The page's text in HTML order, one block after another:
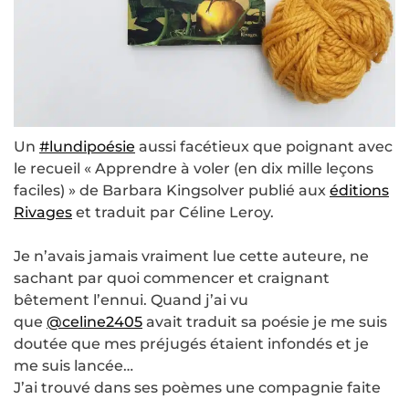
Un #lundipoésie aussi facétieux que poignant avec
le recueil « Apprendre à voler (en dix mille leçons
faciles) » de Barbara Kingsolver publié aux éditions
Rivages et traduit par Céline Leroy.
Je n’avais jamais vraiment lue cette auteure, ne
sachant par quoi commencer et craignant
bêtement l’ennui. Quand j’ai vu
que @celine2405 avait traduit sa poésie je me suis
doutée que mes préjugés étaient infondés et je
me suis lancée…
J’ai trouvé dans ses poèmes une compagnie faite